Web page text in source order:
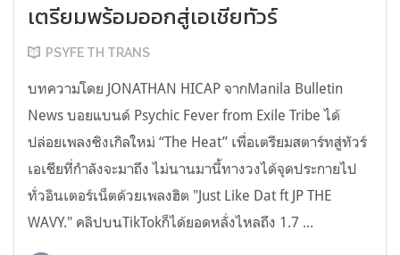
เตรียมพร้อมออกสู่เอเชียทัวร์
PSYFE TH TRANS
บทความโดย JONATHAN HICAP จากManila Bulletin
News บอยแบนด์ Psychic Fever from Exile Tribe ได้
ปล่อยเพลงซิงเกิลใหม่ “The Heat” เพื่อเตรียมสตาร์ทสู่ทัวร์
เอเชียที่กำลังจะมาถึง ไม่นานมานี้ทางวงได้จุดประกายไป
ทั่วอินเตอร์เน็ตด้วยเพลงฮิต "Just Like Dat ft JP THE
WAVY." คลิปบนTikTokก็ได้ยอดหลั่งไหลถึง 1.7 ...